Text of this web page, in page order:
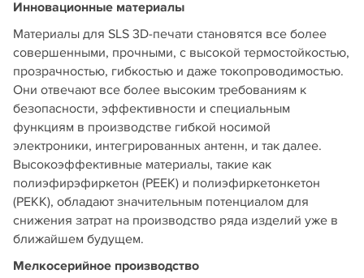
Инновационные материалы
Материалы для SLS 3D-печати становятся все более
совершенными, прочными, с высокой термостойкостью,
прозрачностью, гибкостью и даже токопроводимостью.
Они отвечают все более высоким требованиям к
безопасности, эффективности и специальным
функциям в производстве гибкой носимой
электроники, интегрированных антенн, и так далее.
Высокоэффективные материалы, такие как
полиэфирэфиркетон (PEEK) и полиэфиркетонкетон
(PEKK), обладают значительным потенциалом для
снижения затрат на производство ряда изделий уже в
ближайшем будущем.
Мелкосерийное производство